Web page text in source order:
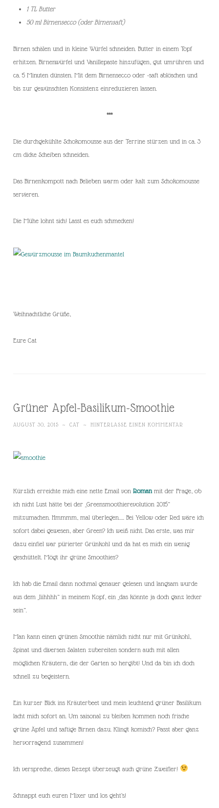
1 TL Butter
50 ml Birnensecco (oder Birnensaft)
Birnen schälen und in kleine Würfel schneiden. Butter in einem Topf
erhitzen. Birnenwürfel und Vanillepaste hinzufügen, gut umrühren und
ca. 5 Minuten dünsten. Mit dem Birnensecco oder -saft ablöschen und
bis zur gewünschten Konsistenz einreduzieren lassen.
***
Die durchgekühlte Schokomousse aus der Terrine stürzen und in ca. 3
cm dicke Scheiben schneiden.
Das Birnenkompott nach Belieben warm oder kalt zum Schokomousse
servieren.
Die Mühe lohnt sich! Lasst es euch schmecken!
Weihnachtliche Grüße,
Eure Cat
Grüner Apfel-Basilikum-Smoothie
AUGUST 30, 2015 ~ CAT ~ HINTERLASSE EINEN KOMMENTAR
Kürzlich erreichte mich eine nette Email von Roman mit der Frage, ob
ich nicht Lust hätte bei der „Greensmoothierevolution 2015“
mitzumachen. Hmmmm, mal überlegen….. Bei Yellow oder Red wäre ich
sofort dabei gewesen, aber Green? Ich weiß nicht. Das erste, was mir
dazu einfiel war pürierter Grünkohl und da hat es mich ein wenig
geschüttelt. Mögt ihr grüne Smoothies?
Ich hab die Email dann nochmal genauer gelesen und langsam wurde
aus dem „Iiihhhh“ in meinem Kopf, ein „das könnte ja doch ganz lecker
sein“.
Man kann einen grünen Smoothie nämlich nicht nur mit Grünkohl,
Spinat und diversen Salaten zubereiten sondern auch mit allen
möglichen Kräutern, die der Garten so hergibt! Und da bin ich doch
schnell zu begeistern.
Ein kurzer Blick ins Kräuterbeet und mein leuchtend grüner Basilikum
lacht mich sofort an. Um saisonal zu bleiben kommen noch frische
grüne Äpfel und saftige Birnen dazu. Klingt komisch? Passt aber ganz
hervorragend zusammen!
Ich verspreche, dieses Rezept überzeugt auch grüne Zweifler!
Schnappt euch euren Mixer und los geht’s!